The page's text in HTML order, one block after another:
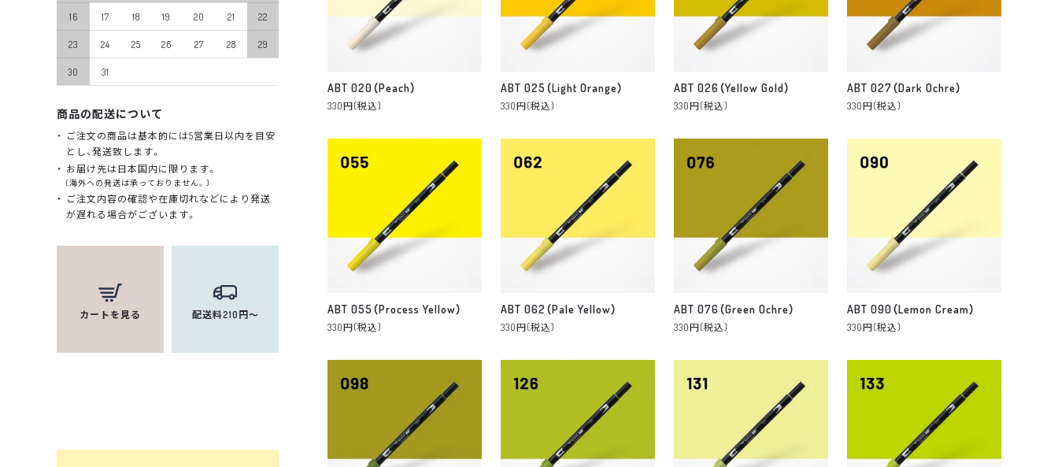
ABT 020（Peach）
330円(税込)
ABT 025（Light Orange）
330円(税込)
ABT 026（Yellow Gold）
330円(税込)
ABT 027（Dark Ochre）
330円(税込)
ABT 055（Process Yellow）
330円(税込)
ABT 062（Pale Yellow）
330円(税込)
ABT 076（Green Ochre）
330円(税込)
ABT 090（Lemon Cream）
330円(税込)
16
17 18 19 20 21
22
23
24 25 26 27 28
29
30
31
商品の配送について
ご注文の商品は基本的には5営業日以内を目安
とし、発送致します。
お届け先は日本国内に限ります。
(海外への発送は承っておりません。)
ご注文内容の確認や在庫切れなどにより発送
が遅れる場合がございます。
カートを見る 配送料210円～